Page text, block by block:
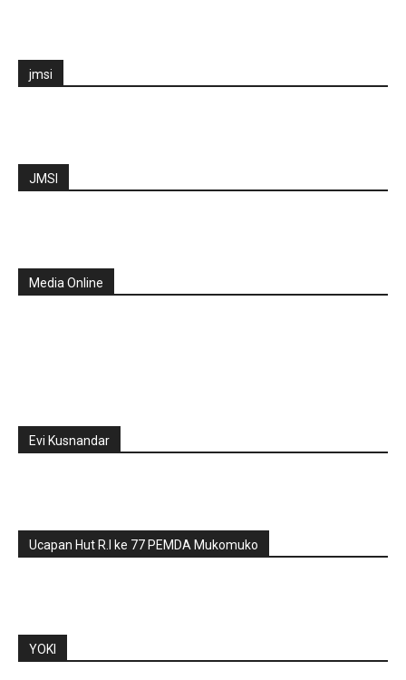
jmsi
JMSI
Media Online
Evi Kusnandar
Ucapan Hut R.I ke 77 PEMDA Mukomuko
YOKI